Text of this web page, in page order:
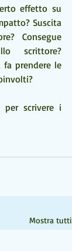
effetto su
Suscita
Consegue
scrittore?
fa prendere le
per scrivere i
Mostra tutti